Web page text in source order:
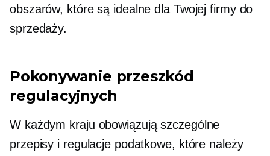
obszarów, które są idealne dla Twojej firmy do
sprzedaży.
Pokonywanie przeszkód
regulacyjnych
W każdym kraju obowiązują szczególne
przepisy i regulacje podatkowe, które należy